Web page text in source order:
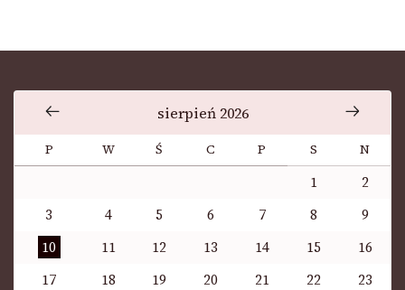
sierpień 2026
P W Ś C P S N
1
2
3
4 5 6 7 8
9
10
11 12 13 14 15
16
17
18 19 20 21 22
23